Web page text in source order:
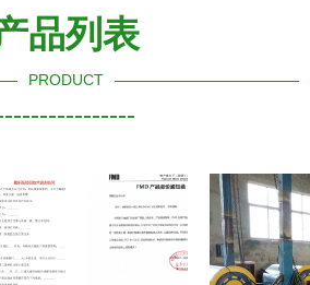
品列表
PRODUCT